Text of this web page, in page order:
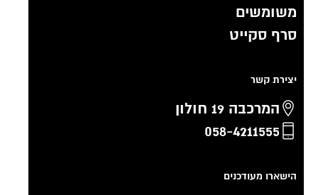
משומשים
סרף סקייט
יצירת קשר
המרכבה 19 חולון
058-4211555
הישארו מעודכנים